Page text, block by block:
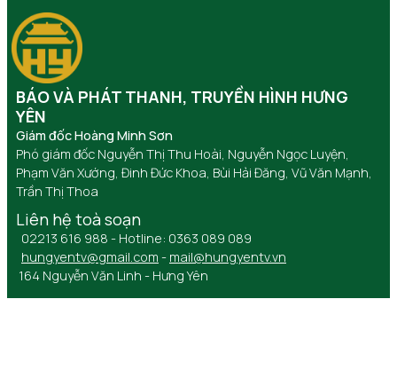
BÁO VÀ PHÁT THANH, TRUYỀN HÌNH HƯNG
YÊN
Giám đốc Hoàng Minh Sơn
Phó giám đốc Nguyễn Thị Thu Hoài, Nguyễn Ngọc Luyện,
Phạm Văn Xướng, Đinh Đức Khoa, Bùi Hải Đăng, Vũ Văn Mạnh,
Trần Thị Thoa
Liên hệ toà soạn
02213 616 988 - Hotline: 0363 089 089
hungyentv@gmail.com - mail@hungyentv.vn
164 Nguyễn Văn Linh - Hưng Yên